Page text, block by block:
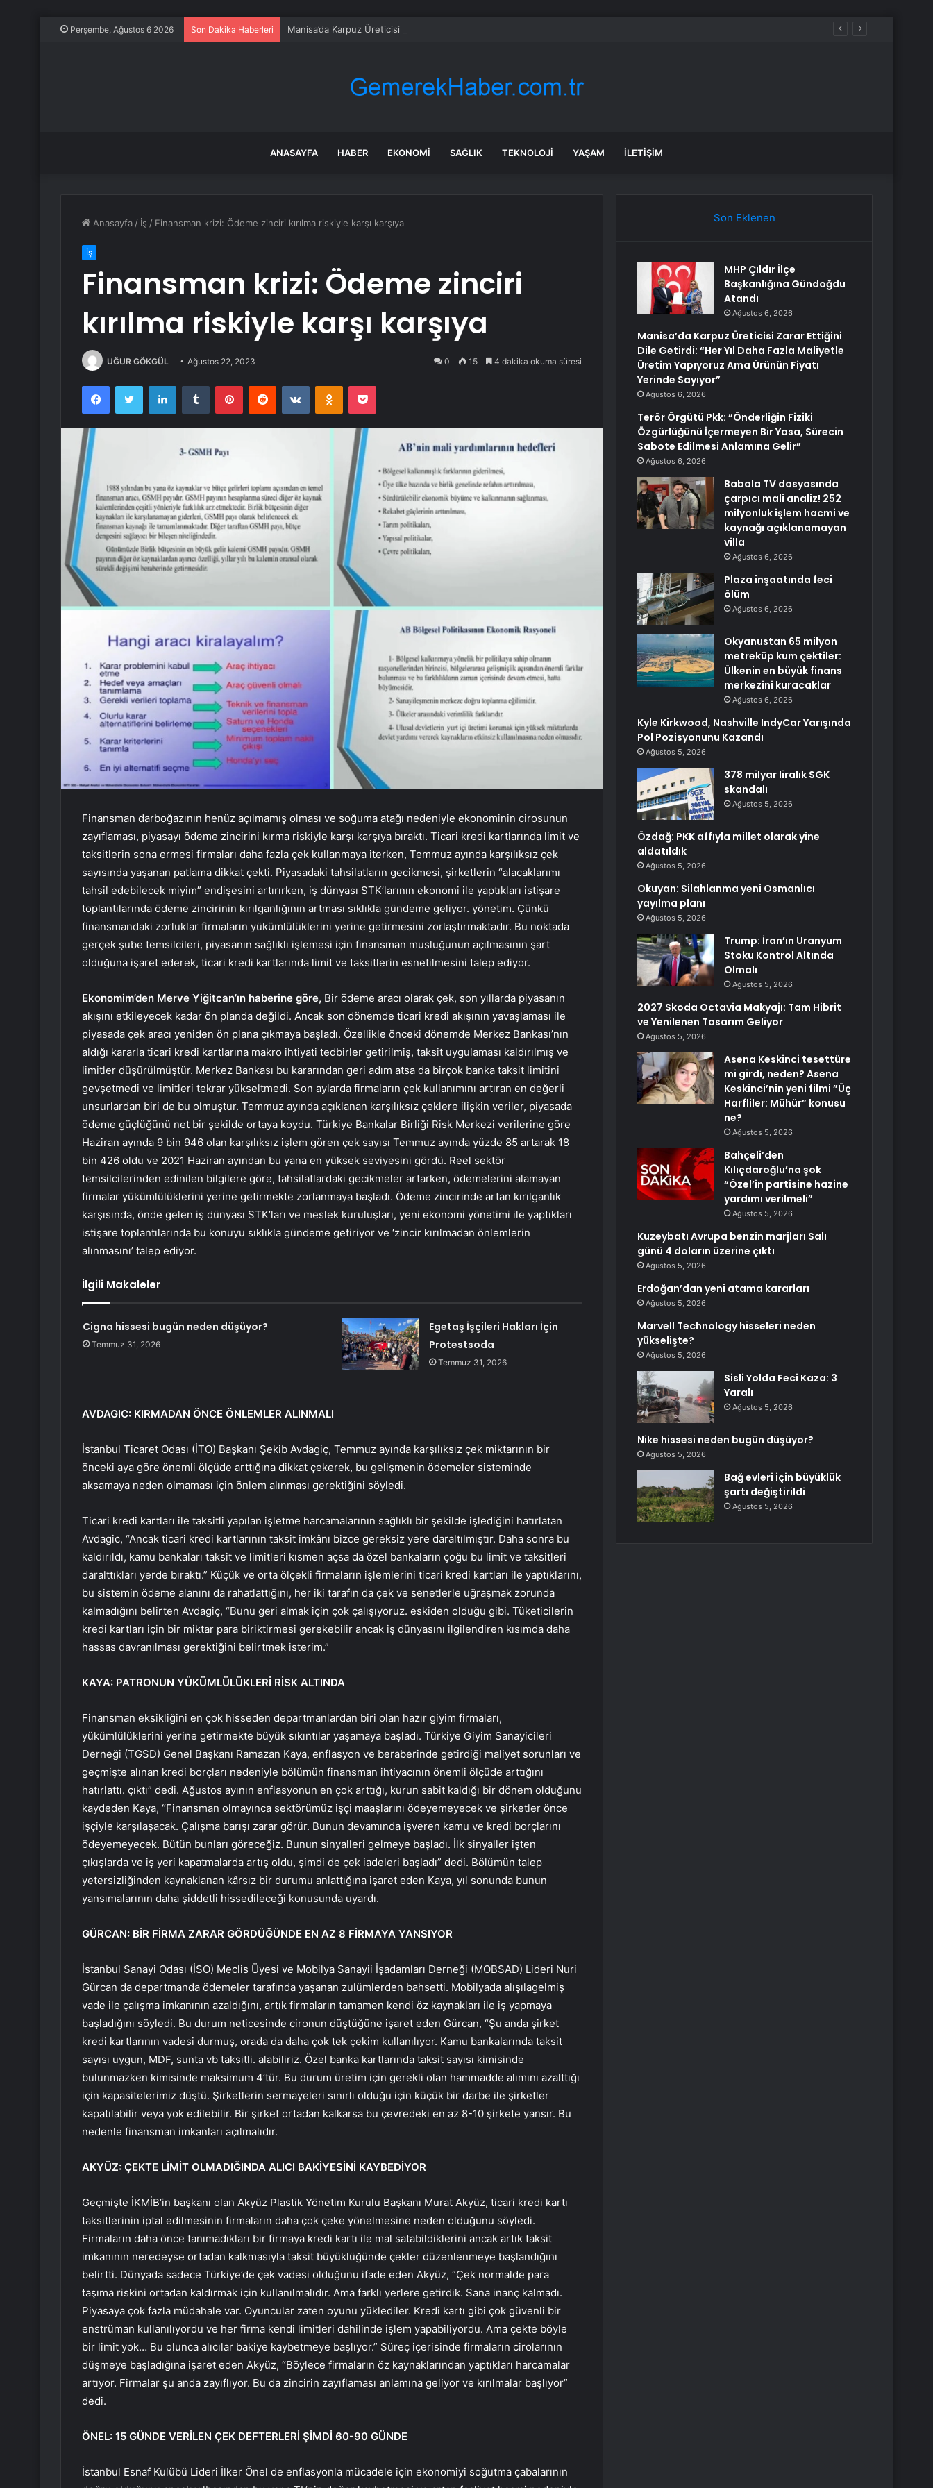
Perşembe, Ağustos 6 2026 Son Dakika Haberleri
ANASAYFA HABER EKONOMI SAĞLIK TEKNOLOJI YAŞAM İLETIŞIM
Anasayfa / İş / Finansman krizi: Ödeme zinciri kırılma riskiyle karşı karşıya
İş
Finansman krizi: Ödeme zinciri
kırılma riskiyle karşı karşıya
UĞUR GÖKGÜL Ağustos 22, 2023 0 15 4 dakika okuma süresi
FacebookTwitter LinkedInTumblr PinterestReddit VKontakteOdnoklassniki
Pocket
Finansman darboğazının henüz açılmamış olması ve soğuma atağı nedeniyle ekonominin cirosunun
zayıflaması, piyasayı ödeme zincirini kırma riskiyle karşı karşıya bıraktı. Ticari kredi kartlarında limit ve
taksitlerin sona ermesi firmaları daha fazla çek kullanmaya iterken, Temmuz ayında karşılıksız çek
sayısında yaşanan patlama dikkat çekti. Piyasadaki tahsilatların gecikmesi, şirketlerin “alacaklarımı
tahsil edebilecek miyim” endişesini artırırken, iş dünyası STK’larının ekonomi ile yaptıkları istişare
toplantılarında ödeme zincirinin kırılganlığının artması sıklıkla gündeme geliyor. yönetim. Çünkü
finansmandaki zorluklar firmaların yükümlülüklerini yerine getirmesini zorlaştırmaktadır. Bu noktada
gerçek şube temsilcileri, piyasanın sağlıklı işlemesi için finansman musluğunun açılmasının şart
olduğuna işaret ederek, ticari kredi kartlarında limit ve taksitlerin esnetilmesini talep ediyor.
Ekonomim’den Merve Yiğitcan’ın haberine göre, Bir ödeme aracı olarak çek, son yıllarda piyasanın
akışını etkileyecek kadar ön planda değildi. Ancak son dönemde ticari kredi akışının yavaşlaması ile
piyasada çek aracı yeniden ön plana çıkmaya başladı. Özellikle önceki dönemde Merkez Bankası’nın
aldığı kararla ticari kredi kartlarına makro ihtiyati tedbirler getirilmiş, taksit uygulaması kaldırılmış ve
limitler düşürülmüştür. Merkez Bankası bu kararından geri adım atsa da birçok banka taksit limitini
gevşetmedi ve limitleri tekrar yükseltmedi. Son aylarda firmaların çek kullanımını artıran en değerli
unsurlardan biri de bu olmuştur. Temmuz ayında açıklanan karşılıksız çeklere ilişkin veriler, piyasada
ödeme güçlüğünü net bir şekilde ortaya koydu. Türkiye Bankalar Birliği Risk Merkezi verilerine göre
Haziran ayında 9 bin 946 olan karşılıksız işlem gören çek sayısı Temmuz ayında yüzde 85 artarak 18
bin 426 oldu ve 2021 Haziran ayından bu yana en yüksek seviyesini gördü. Reel sektör
temsilcilerinden edinilen bilgilere göre, tahsilatlardaki gecikmeler artarken, ödemelerini alamayan
firmalar yükümlülüklerini yerine getirmekte zorlanmaya başladı. Ödeme zincirinde artan kırılganlık
karşısında, önde gelen iş dünyası STK’ları ve meslek kuruluşları, yeni ekonomi yönetimi ile yaptıkları
istişare toplantılarında bu konuyu sıklıkla gündeme getiriyor ve ‘zincir kırılmadan önlemlerin
alınmasını’ talep ediyor.
İlgili Makaleler
Cigna hissesi bugün neden düşüyor?
Temmuz 31, 2026
Egetaş İşçileri Hakları İçin
Protestsoda
Temmuz 31, 2026
AVDAGIC: KIRMADAN ÖNCE ÖNLEMLER ALINMALI
İstanbul Ticaret Odası (İTO) Başkanı Şekib Avdagiç, Temmuz ayında karşılıksız çek miktarının bir
önceki aya göre önemli ölçüde arttığına dikkat çekerek, bu gelişmenin ödemeler sisteminde
aksamaya neden olmaması için önlem alınması gerektiğini söyledi.
Ticari kredi kartları ile taksitli yapılan işletme harcamalarının sağlıklı bir şekilde işlediğini hatırlatan
Avdagic, “Ancak ticari kredi kartlarının taksit imkânı bizce gereksiz yere daraltılmıştır. Daha sonra bu
kaldırıldı, kamu bankaları taksit ve limitleri kısmen açsa da özel bankaların çoğu bu limit ve taksitleri
daralttıkları yerde bıraktı.” Küçük ve orta ölçekli firmaların işlemlerini ticari kredi kartları ile yaptıklarını,
bu sistemin ödeme alanını da rahatlattığını, her iki tarafın da çek ve senetlerle uğraşmak zorunda
kalmadığını belirten Avdagiç, “Bunu geri almak için çok çalışıyoruz. eskiden olduğu gibi. Tüketicilerin
kredi kartları için bir miktar para biriktirmesi gerekebilir ancak iş dünyasını ilgilendiren kısımda daha
hassas davranılması gerektiğini belirtmek isterim.”
KAYA: PATRONUN YÜKÜMLÜLÜKLERİ RİSK ALTINDA
Finansman eksikliğini en çok hisseden departmanlardan biri olan hazır giyim firmaları,
yükümlülüklerini yerine getirmekte büyük sıkıntılar yaşamaya başladı. Türkiye Giyim Sanayicileri
Derneği (TGSD) Genel Başkanı Ramazan Kaya, enflasyon ve beraberinde getirdiği maliyet sorunları ve
geçmişte alınan kredi borçları nedeniyle bölümün finansman ihtiyacının önemli ölçüde arttığını
hatırlattı. çıktı” dedi. Ağustos ayının enflasyonun en çok arttığı, kurun sabit kaldığı bir dönem olduğunu
kaydeden Kaya, “Finansman olmayınca sektörümüz işçi maaşlarını ödeyemeyecek ve şirketler önce
işçiyle karşılaşacak. Çalışma barışı zarar görür. Bunun devamında işveren kamu ve kredi borçlarını
ödeyemeyecek. Bütün bunları göreceğiz. Bunun sinyalleri gelmeye başladı. İlk sinyaller işten
çıkışlarda ve iş yeri kapatmalarda artış oldu, şimdi de çek iadeleri başladı” dedi. Bölümün talep
yetersizliğinden kaynaklanan kârsız bir durumu anlattığına işaret eden Kaya, yıl sonunda bunun
yansımalarının daha şiddetli hissedileceği konusunda uyardı.
GÜRCAN: BİR FİRMA ZARAR GÖRDÜĞÜNDE EN AZ 8 FİRMAYA YANSIYOR
İstanbul Sanayi Odası (İSO) Meclis Üyesi ve Mobilya Sanayii İşadamları Derneği (MOBSAD) Lideri Nuri
Gürcan da departmanda ödemeler tarafında yaşanan zulümlerden bahsetti. Mobilyada alışılagelmiş
vade ile çalışma imkanının azaldığını, artık firmaların tamamen kendi öz kaynakları ile iş yapmaya
başladığını söyledi. Bu durum neticesinde cironun düştüğüne işaret eden Gürcan, “Şu anda şirket
kredi kartlarının vadesi durmuş, orada da daha çok tek çekim kullanılıyor. Kamu bankalarında taksit
sayısı uygun, MDF, sunta vb taksitli. alabiliriz. Özel banka kartlarında taksit sayısı kimisinde
bulunmazken kimisinde maksimum 4’tür. Bu durum üretim için gerekli olan hammadde alımını azalttığı
için kapasitelerimiz düştü. Şirketlerin sermayeleri sınırlı olduğu için küçük bir darbe ile şirketler
kapatılabilir veya yok edilebilir. Bir şirket ortadan kalkarsa bu çevredeki en az 8-10 şirkete yansır. Bu
nedenle finansman imkanları açılmalıdır.
AKYÜZ: ÇEKTE LİMİT OLMADIĞINDA ALICI BAKİYESİNİ KAYBEDİYOR
Geçmişte İKMİB’in başkanı olan Akyüz Plastik Yönetim Kurulu Başkanı Murat Akyüz, ticari kredi kartı
taksitlerinin iptal edilmesinin firmaların daha çok çeke yönelmesine neden olduğunu söyledi.
Firmaların daha önce tanımadıkları bir firmaya kredi kartı ile mal satabildiklerini ancak artık taksit
imkanının neredeyse ortadan kalkmasıyla taksit büyüklüğünde çekler düzenlenmeye başlandığını
belirtti. Dünyada sadece Türkiye’de çek vadesi olduğunu ifade eden Akyüz, “Çek normalde para
taşıma riskini ortadan kaldırmak için kullanılmalıdır. Ama farklı yerlere getirdik. Sana inanç kalmadı.
Piyasaya çok fazla müdahale var. Oyuncular zaten oyunu yüklediler. Kredi kartı gibi çok güvenli bir
enstrüman kullanılıyordu ve her firma kendi limitleri dahilinde işlem yapabiliyordu. Ama çekte böyle
bir limit yok… Bu olunca alıcılar bakiye kaybetmeye başlıyor.” Süreç içerisinde firmaların cirolarının
düşmeye başladığına işaret eden Akyüz, “Böylece firmaların öz kaynaklarından yaptıkları harcamalar
artıyor. Firmalar şu anda zayıflıyor. Bu da zincirin zayıflaması anlamına geliyor ve kırılmalar başlıyor”
dedi.
ÖNEL: 15 GÜNDE VERİLEN ÇEK DEFTERLERİ ŞİMDİ 60-90 GÜNDE
İstanbul Esnaf Kulübü Lideri İlker Önel de enflasyonla mücadele için ekonomiyi soğutma çabalarının
Son Eklenen
MHP Çıldır İlçe
Başkanlığına Gündoğdu
Atandı
Ağustos 6, 2026
Manisa’da Karpuz Üreticisi Zarar Ettiğini
Dile Getirdi: “Her Yıl Daha Fazla Maliyetle
Üretim Yapıyoruz Ama Ürünün Fiyatı
Yerinde Sayıyor”
Ağustos 6, 2026
Terör Örgütü Pkk: “Önderliğin Fiziki
Özgürlüğünü İçermeyen Bir Yasa, Sürecin
Sabote Edilmesi Anlamına Gelir”
Ağustos 6, 2026
Babala TV dosyasında
çarpıcı mali analiz! 252
milyonluk işlem hacmi ve
kaynağı açıklanamayan
villa
Ağustos 6, 2026
Plaza inşaatında feci
ölüm
Ağustos 6, 2026
Okyanustan 65 milyon
metreküp kum çektiler:
Ülkenin en büyük finans
merkezini kuracaklar
Ağustos 6, 2026
Kyle Kirkwood, Nashville IndyCar Yarışında
Pol Pozisyonunu Kazandı
Ağustos 5, 2026
378 milyar liralık SGK
skandalı
Ağustos 5, 2026
Özdağ: PKK affıyla millet olarak yine
aldatıldık
Ağustos 5, 2026
Okuyan: Silahlanma yeni Osmanlıcı
yayılma planı
Ağustos 5, 2026
Trump: İran’ın Uranyum
Stoku Kontrol Altında
Olmalı
Ağustos 5, 2026
2027 Skoda Octavia Makyajı: Tam Hibrit
ve Yenilenen Tasarım Geliyor
Ağustos 5, 2026
Asena Keskinci tesettüre
mi girdi, neden? Asena
Keskinci’nin yeni filmi ”Üç
Harfliler: Mühür” konusu
ne?
Ağustos 5, 2026
Bahçeli’den
Kılıçdaroğlu’na şok
“Özel’in partisine hazine
yardımı verilmeli”
Ağustos 5, 2026
Kuzeybatı Avrupa benzin marjları Salı
günü 4 doların üzerine çıktı
Ağustos 5, 2026
Erdoğan’dan yeni atama kararları
Ağustos 5, 2026
Marvell Technology hisseleri neden
yükselişte?
Ağustos 5, 2026
Sisli Yolda Feci Kaza: 3
Yaralı
Ağustos 5, 2026
Nike hissesi neden bugün düşüyor?
Ağustos 5, 2026
Bağ evleri için büyüklük
şartı değiştirildi
Ağustos 5, 2026